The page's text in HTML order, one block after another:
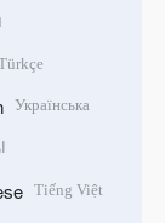
Українська
Tiếng Việt